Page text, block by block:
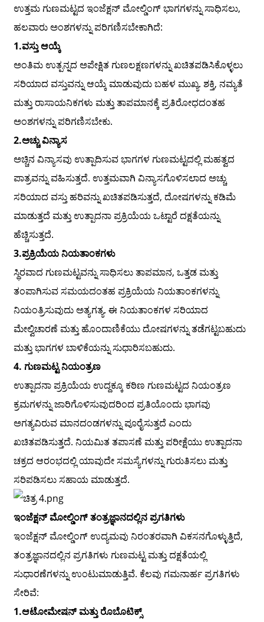
ಉತ್ತಮ ಗುಣಮಟ್ಟದ ಇಂಜೆಕ್ಷನ್ ಮೋಲ್ಡಿಂಗ್ ಭಾಗಗಳನ್ನು ಸಾಧಿಸಲು,
ಹಲವಾರು ಅಂಶಗಳನ್ನು ಪರಿಗಣಿಸಬೇಕಾಗಿದೆ:
1.ವಸ್ತು ಆಯ್ಕೆ
ಅಂತಿಮ ಉತ್ಪನ್ನದ ಅಪೇಕ್ಷಿತ ಗುಣಲಕ್ಷಣಗಳನ್ನು ಖಚಿತಪಡಿಸಿಕೊಳ್ಳಲು
ಸರಿಯಾದ ವಸ್ತುವನ್ನು ಆಯ್ಕೆ ಮಾಡುವುದು ಬಹಳ ಮುಖ್ಯ. ಶಕ್ತಿ, ನಮ್ಯತೆ
ಮತ್ತು ರಾಸಾಯನಿಕಗಳು ಮತ್ತು ತಾಪಮಾನಕ್ಕೆ ಪ್ರತಿರೋಧದಂತಹ
ಅಂಶಗಳನ್ನು ಪರಿಗಣಿಸಬೇಕು.
2.ಅಚ್ಚು ವಿನ್ಯಾಸ
ಅಚ್ಚಿನ ವಿನ್ಯಾಸವು ಉತ್ಪಾದಿಸುವ ಭಾಗಗಳ ಗುಣಮಟ್ಟದಲ್ಲಿ ಮಹತ್ವದ
ಪಾತ್ರವನ್ನು ವಹಿಸುತ್ತದೆ. ಉತ್ತಮವಾಗಿ ವಿನ್ಯಾಸಗೊಳಿಸಲಾದ ಅಚ್ಚು
ಸರಿಯಾದ ವಸ್ತು ಹರಿವನ್ನು ಖಚಿತಪಡಿಸುತ್ತದೆ, ದೋಷಗಳನ್ನು ಕಡಿಮೆ
ಮಾಡುತ್ತದೆ ಮತ್ತು ಉತ್ಪಾದನಾ ಪ್ರಕ್ರಿಯೆಯ ಒಟ್ಟಾರೆ ದಕ್ಷತೆಯನ್ನು
ಹೆಚ್ಚಿಸುತ್ತದೆ.
3.ಪ್ರಕ್ರಿಯೆಯ ನಿಯತಾಂಕಗಳು
ಸ್ಥಿರವಾದ ಗುಣಮಟ್ಟವನ್ನು ಸಾಧಿಸಲು ತಾಪಮಾನ, ಒತ್ತಡ ಮತ್ತು
ತಂಪಾಗಿಸುವ ಸಮಯದಂತಹ ಪ್ರಕ್ರಿಯೆಯ ನಿಯತಾಂಕಗಳನ್ನು
ನಿಯಂತ್ರಿಸುವುದು ಅತ್ಯಗತ್ಯ. ಈ ನಿಯತಾಂಕಗಳ ಸರಿಯಾದ
ಮೇಲ್ವಿಚಾರಣೆ ಮತ್ತು ಹೊಂದಾಣಿಕೆಯು ದೋಷಗಳನ್ನು ತಡೆಗಟ್ಟಬಹುದು
ಮತ್ತು ಭಾಗಗಳ ಬಾಳಿಕೆಯನ್ನು ಸುಧಾರಿಸಬಹುದು.
4. ಗುಣಮಟ್ಟ ನಿಯಂತ್ರಣ
ಉತ್ಪಾದನಾ ಪ್ರಕ್ರಿಯೆಯ ಉದ್ದಕ್ಕೂ ಕಠಿಣ ಗುಣಮಟ್ಟದ ನಿಯಂತ್ರಣ
ಕ್ರಮಗಳನ್ನು ಜಾರಿಗೊಳಿಸುವುದರಿಂದ ಪ್ರತಿಯೊಂದು ಭಾಗವು
ಅಗತ್ಯವಿರುವ ಮಾನದಂಡಗಳನ್ನು ಪೂರೈಸುತ್ತದೆ ಎಂದು
ಖಚಿತಪಡಿಸುತ್ತದೆ. ನಿಯಮಿತ ತಪಾಸಣೆ ಮತ್ತು ಪರೀಕ್ಷೆಯು ಉತ್ಪಾದನಾ
ಚಕ್ರದ ಆರಂಭದಲ್ಲಿ ಯಾವುದೇ ಸಮಸ್ಯೆಗಳನ್ನು ಗುರುತಿಸಲು ಮತ್ತು
ಸರಿಪಡಿಸಲು ಸಹಾಯ ಮಾಡುತ್ತದೆ.
ಇಂಜೆಕ್ಷನ್ ಮೋಲ್ಡಿಂಗ್ ತಂತ್ರಜ್ಞಾನದಲ್ಲಿನ ಪ್ರಗತಿಗಳು
ಇಂಜೆಕ್ಷನ್ ಮೋಲ್ಡಿಂಗ್ ಉದ್ಯಮವು ನಿರಂತರವಾಗಿ ವಿಕಸನಗೊಳ್ಳುತ್ತಿದೆ,
ತಂತ್ರಜ್ಞಾನದಲ್ಲಿನ ಪ್ರಗತಿಗಳು ಗುಣಮಟ್ಟ ಮತ್ತು ದಕ್ಷತೆಯಲ್ಲಿ
ಸುಧಾರಣೆಗಳನ್ನು ಉಂಟುಮಾಡುತ್ತಿವೆ. ಕೆಲವು ಗಮನಾರ್ಹ ಪ್ರಗತಿಗಳು
ಸೇರಿವೆ:
1.ಆಟೋಮೇಷನ್ ಮತ್ತು ರೊಬೊಟಿಕ್ಸ್